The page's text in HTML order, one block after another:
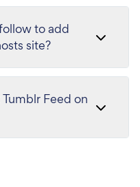
to add
site?
Feed on